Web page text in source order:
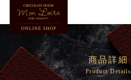
商品詳細
Product Details